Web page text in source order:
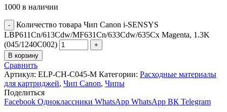
1000 в наличии
Количество товара Чип Canon i-SENSYS
LBP611Cn/613Cdw/MF631Cn/633Cdw/635Cx Magenta, 1.3K
(045/1240C002)
В корзину
Сравнить
Артикул: ELP-CH-C045-M Категории: Расходные материалы
для картриджей, Чип Canon, Чипы
Поделиться
Facebook Одноклассники WhatsApp WhatsApp ВК Telegram